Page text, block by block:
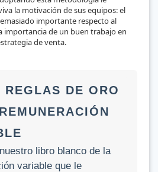
la motivación de sus equipos: el
importante respecto al
importancia de un buen trabajo en
de venta.
REGLAS DE ORO
libro blanco de la
variable que le